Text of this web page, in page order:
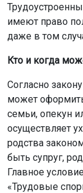
имеют право
даже в том
Кто и когда
Согласно
может
семьи, опекун
осуществляет
родства
быть супруг,
Главное
«Трудовые